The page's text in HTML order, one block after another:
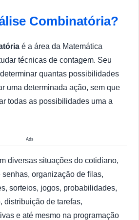
Combinatória?
é a área da Matemática
técnicas de contagem. Seu
quantas possibilidades
uma determinada ação, sem que
todas as possibilidades uma a
Ads
diversas situações do cotidiano,
organização de filas,
sorteios, jogos, probabilidades,
distribuição de tarefas,
e até mesmo na programação